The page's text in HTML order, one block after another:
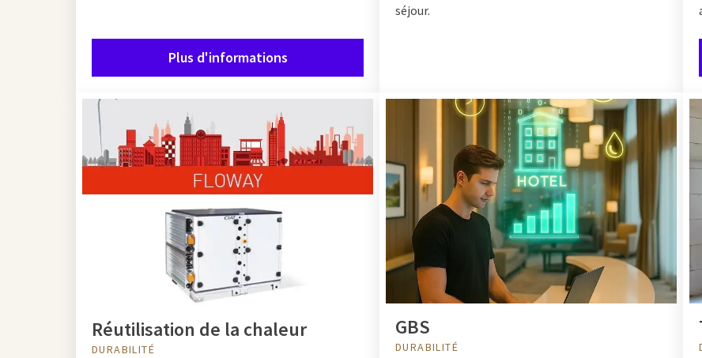
Plus d'informations
séjour.
Réutilisation de la chaleur
DURABILITÉ
GBS
DURABILITÉ